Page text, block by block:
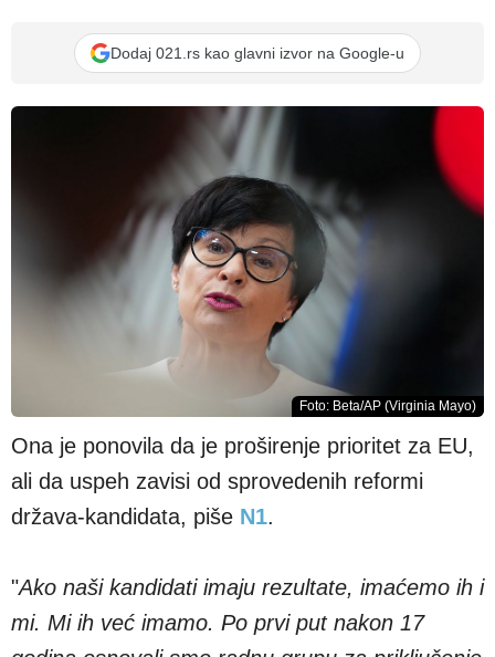
Dodaj 021.rs kao glavni izvor na Google-u
Foto: Beta/AP (Virginia Mayo)
Ona je ponovila da je proširenje prioritet za EU,
ali da uspeh zavisi od sprovedenih reformi
država-kandidata, piše N1.
"Ako naši kandidati imaju rezultate, imaćemo ih i
mi. Mi ih već imamo. Po prvi put nakon 17